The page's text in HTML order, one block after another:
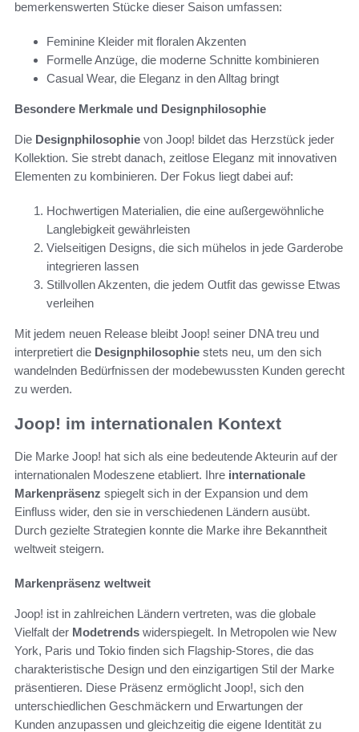
bemerkenswerten Stücke dieser Saison umfassen:
Feminine Kleider mit floralen Akzenten
Formelle Anzüge, die moderne Schnitte kombinieren
Casual Wear, die Eleganz in den Alltag bringt
Besondere Merkmale und Designphilosophie
Die Designphilosophie von Joop! bildet das Herzstück jeder
Kollektion. Sie strebt danach, zeitlose Eleganz mit innovativen
Elementen zu kombinieren. Der Fokus liegt dabei auf:
Hochwertigen Materialien, die eine außergewöhnliche
Langlebigkeit gewährleisten
Vielseitigen Designs, die sich mühelos in jede Garderobe
integrieren lassen
Stillvollen Akzenten, die jedem Outfit das gewisse Etwas
verleihen
Mit jedem neuen Release bleibt Joop! seiner DNA treu und
interpretiert die Designphilosophie stets neu, um den sich
wandelnden Bedürfnissen der modebewussten Kunden gerecht
zu werden.
Joop! im internationalen Kontext
Die Marke Joop! hat sich als eine bedeutende Akteurin auf der
internationalen Modeszene etabliert. Ihre internationale
Markenpräsenz spiegelt sich in der Expansion und dem
Einfluss wider, den sie in verschiedenen Ländern ausübt.
Durch gezielte Strategien konnte die Marke ihre Bekanntheit
weltweit steigern.
Markenpräsenz weltweit
Joop! ist in zahlreichen Ländern vertreten, was die globale
Vielfalt der Modetrends widerspiegelt. In Metropolen wie New
York, Paris und Tokio finden sich Flagship-Stores, die das
charakteristische Design und den einzigartigen Stil der Marke
präsentieren. Diese Präsenz ermöglicht Joop!, sich den
unterschiedlichen Geschmäckern und Erwartungen der
Kunden anzupassen und gleichzeitig die eigene Identität zu